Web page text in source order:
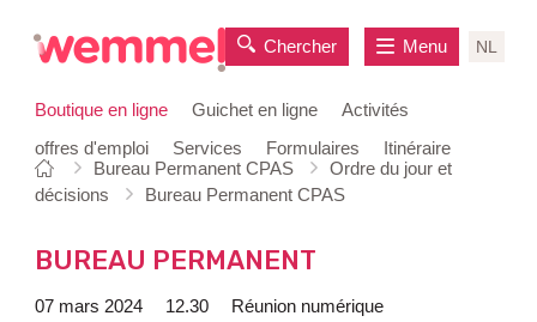
au
Boutique en ligne Guichet en ligne
Activités
offres d'emploi
Services Formulaires Itinéraire
Chercher NL
Menu
Vous
êtes
Page
de
Bureau Permanent CPAS
Ordre du jour et
décisions
Bureau Permanent CPAS
BUREAU PERMANENT
07 mars 2024 12.30 Réunion numérique